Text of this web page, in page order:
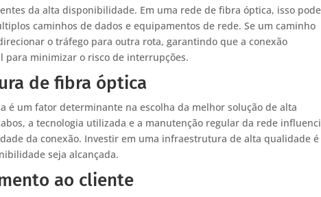
da alta disponibilidade. Em uma rede de fibra óptica, isso
caminhos de dados e equipamentos de rede. Se um caminho
o tráfego para outra rota, garantindo que a conexão
para minimizar o risco de interrupções.
de fibra óptica
um fator determinante na escolha da melhor solução de alta
a tecnologia utilizada e a manutenção regular da rede
da conexão. Investir em uma infraestrutura de alta qualidade é
seja alcançada.
ao cliente